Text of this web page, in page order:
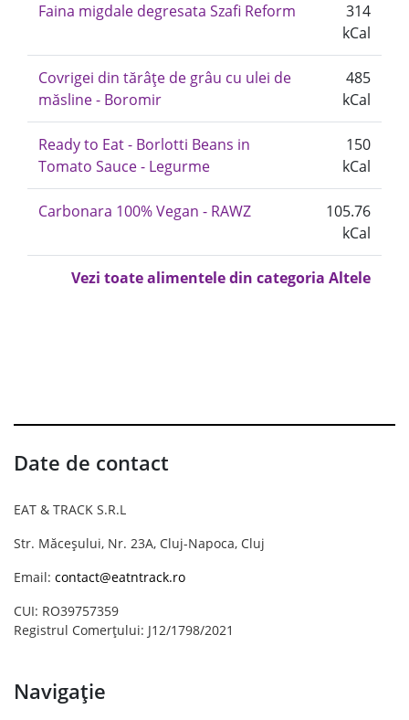
Faina migdale degresata Szafi Reform
314
kCal
Covrigei din tărâțe de grâu cu ulei de
măsline - Boromir
485
kCal
Ready to Eat - Borlotti Beans in
Tomato Sauce - Legurme
150
kCal
Carbonara 100% Vegan - RAWZ
105.76
kCal
Vezi toate alimentele din categoria Altele
Date de contact
EAT & TRACK S.R.L
Str. Măceșului, Nr. 23A, Cluj-Napoca, Cluj
Email: contact@eatntrack.ro
CUI: RO39757359
Registrul Comerțului: J12/1798/2021
Navigație